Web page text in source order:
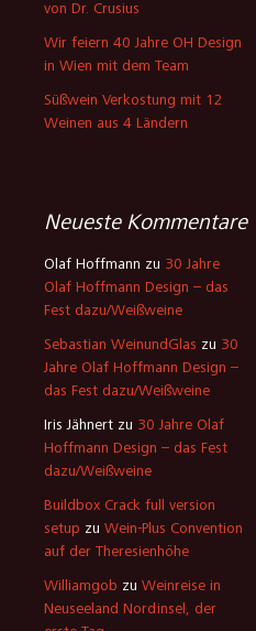
von Dr. Crusius
Wir feiern 40 Jahre OH Design
in Wien mit dem Team
Süßwein Verkostung mit 12
Weinen aus 4 Ländern
Neueste Kommentare
Olaf Hoffmann zu 30 Jahre
Olaf Hoffmann Design – das
Fest dazu/Weißweine
Sebastian WeinundGlas zu 30
Jahre Olaf Hoffmann Design –
das Fest dazu/Weißweine
Iris Jähnert zu 30 Jahre Olaf
Hoffmann Design – das Fest
dazu/Weißweine
Buildbox Crack full version
setup zu Wein-Plus Convention
auf der Theresienhöhe
Williamgob zu Weinreise in
Neuseeland Nordinsel, der